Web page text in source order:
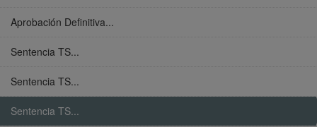
Aprobación Definitiva...
Sentencia TS...
Sentencia TS...
Sentencia TS...